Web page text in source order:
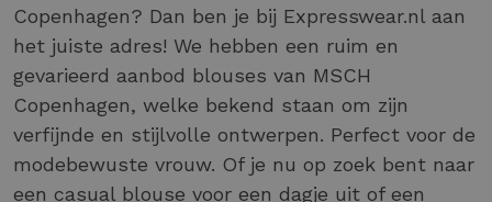
Copenhagen? Dan ben je bij Expresswear.nl aan
het juiste adres! We hebben een ruim en
gevarieerd aanbod blouses van MSCH
Copenhagen, welke bekend staan om zijn
verfijnde en stijlvolle ontwerpen. Perfect voor de
modebewuste vrouw. Of je nu op zoek bent naar
een casual blouse voor een dagje uit of een